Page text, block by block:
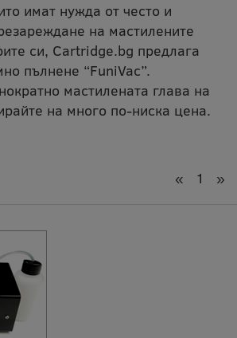
имат нужда от често и
на мастилените
си, Cartridge.bg предлага
пълнене “FuniVac”.
мастилената глава на
на много по-ниска цена.
« 1 »